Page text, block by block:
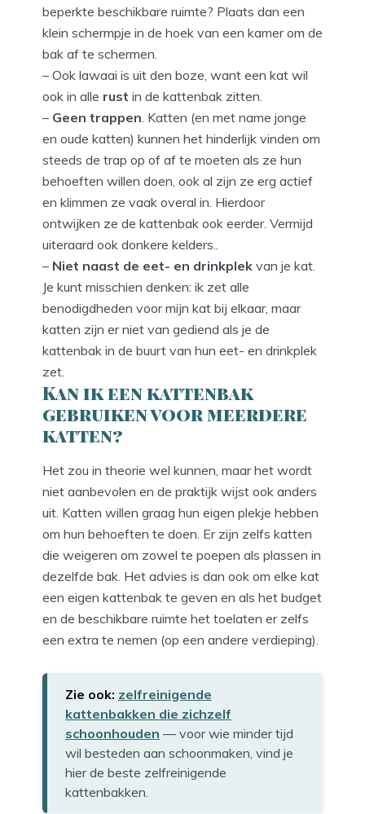
beperkte beschikbare ruimte? Plaats dan een
klein schermpje in de hoek van een kamer om de
bak af te schermen.
– Ook lawaai is uit den boze, want een kat wil
ook in alle rust in de kattenbak zitten.
– Geen trappen. Katten (en met name jonge
en oude katten) kunnen het hinderlijk vinden om
steeds de trap op of af te moeten als ze hun
behoeften willen doen, ook al zijn ze erg actief
en klimmen ze vaak overal in. Hierdoor
ontwijken ze de kattenbak ook eerder. Vermijd
uiteraard ook donkere kelders..
– Niet naast de eet- en drinkplek van je kat.
Je kunt misschien denken: ik zet alle
benodigdheden voor mijn kat bij elkaar, maar
katten zijn er niet van gediend als je de
kattenbak in de buurt van hun eet- en drinkplek
zet.
Kan ik een kattenbak
gebruiken voor meerdere
katten?
Het zou in theorie wel kunnen, maar het wordt
niet aanbevolen en de praktijk wijst ook anders
uit. Katten willen graag hun eigen plekje hebben
om hun behoeften te doen. Er zijn zelfs katten
die weigeren om zowel te poepen als plassen in
dezelfde bak. Het advies is dan ook om elke kat
een eigen kattenbak te geven en als het budget
en de beschikbare ruimte het toelaten er zelfs
een extra te nemen (op een andere verdieping).
Zie ook: zelfreinigende
kattenbakken die zichzelf
schoonhouden — voor wie minder tijd
wil besteden aan schoonmaken, vind je
hier de beste zelfreinigende
kattenbakken.